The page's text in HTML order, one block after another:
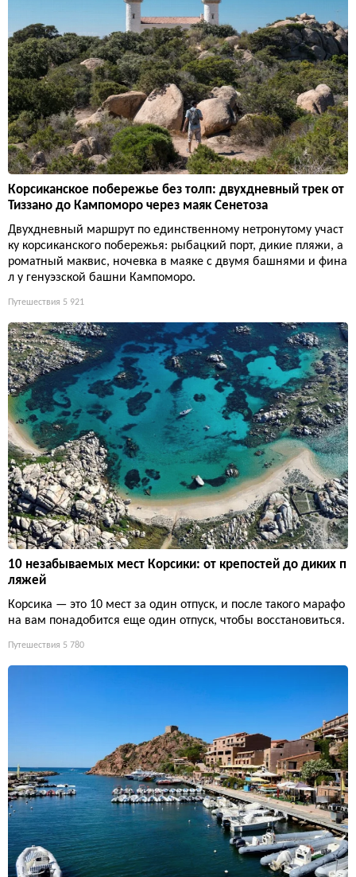
Корсиканское побережье без толп: двухдневный трек от
Тиззано до Кампоморо через маяк Сенетоза
Двухдневный маршрут по единственному нетронутому участ
ку корсиканского побережья: рыбацкий порт, дикие пляжи, а
роматный маквис, ночевка в маяке с двумя башнями и фина
л у генуэзской башни Кампоморо.
Путешествия 5 921
10 незабываемых мест Корсики: от крепостей до диких п
ляжей
Корсика — это 10 мест за один отпуск, и после такого марафо
на вам понадобится еще один отпуск, чтобы восстановиться.
Путешествия 5 780